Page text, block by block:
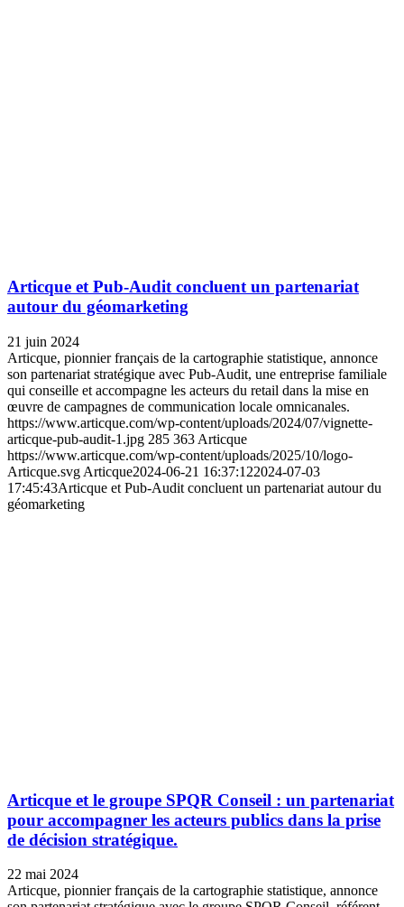
Articque et Pub-Audit concluent un partenariat
autour du géomarketing
21 juin 2024
Articque, pionnier français de la cartographie statistique, annonce
son partenariat stratégique avec Pub-Audit, une entreprise familiale
qui conseille et accompagne les acteurs du retail dans la mise en
œuvre de campagnes de communication locale omnicanales.
https://www.articque.com/wp-content/uploads/2024/07/vignette-
articque-pub-audit-1.jpg 285 363 Articque
https://www.articque.com/wp-content/uploads/2025/10/logo-
Articque.svg Articque2024-06-21 16:37:122024-07-03
17:45:43Articque et Pub-Audit concluent un partenariat autour du
géomarketing
Articque et le groupe SPQR Conseil : un partenariat
pour accompagner les acteurs publics dans la prise
de décision stratégique.
22 mai 2024
Articque, pionnier français de la cartographie statistique, annonce